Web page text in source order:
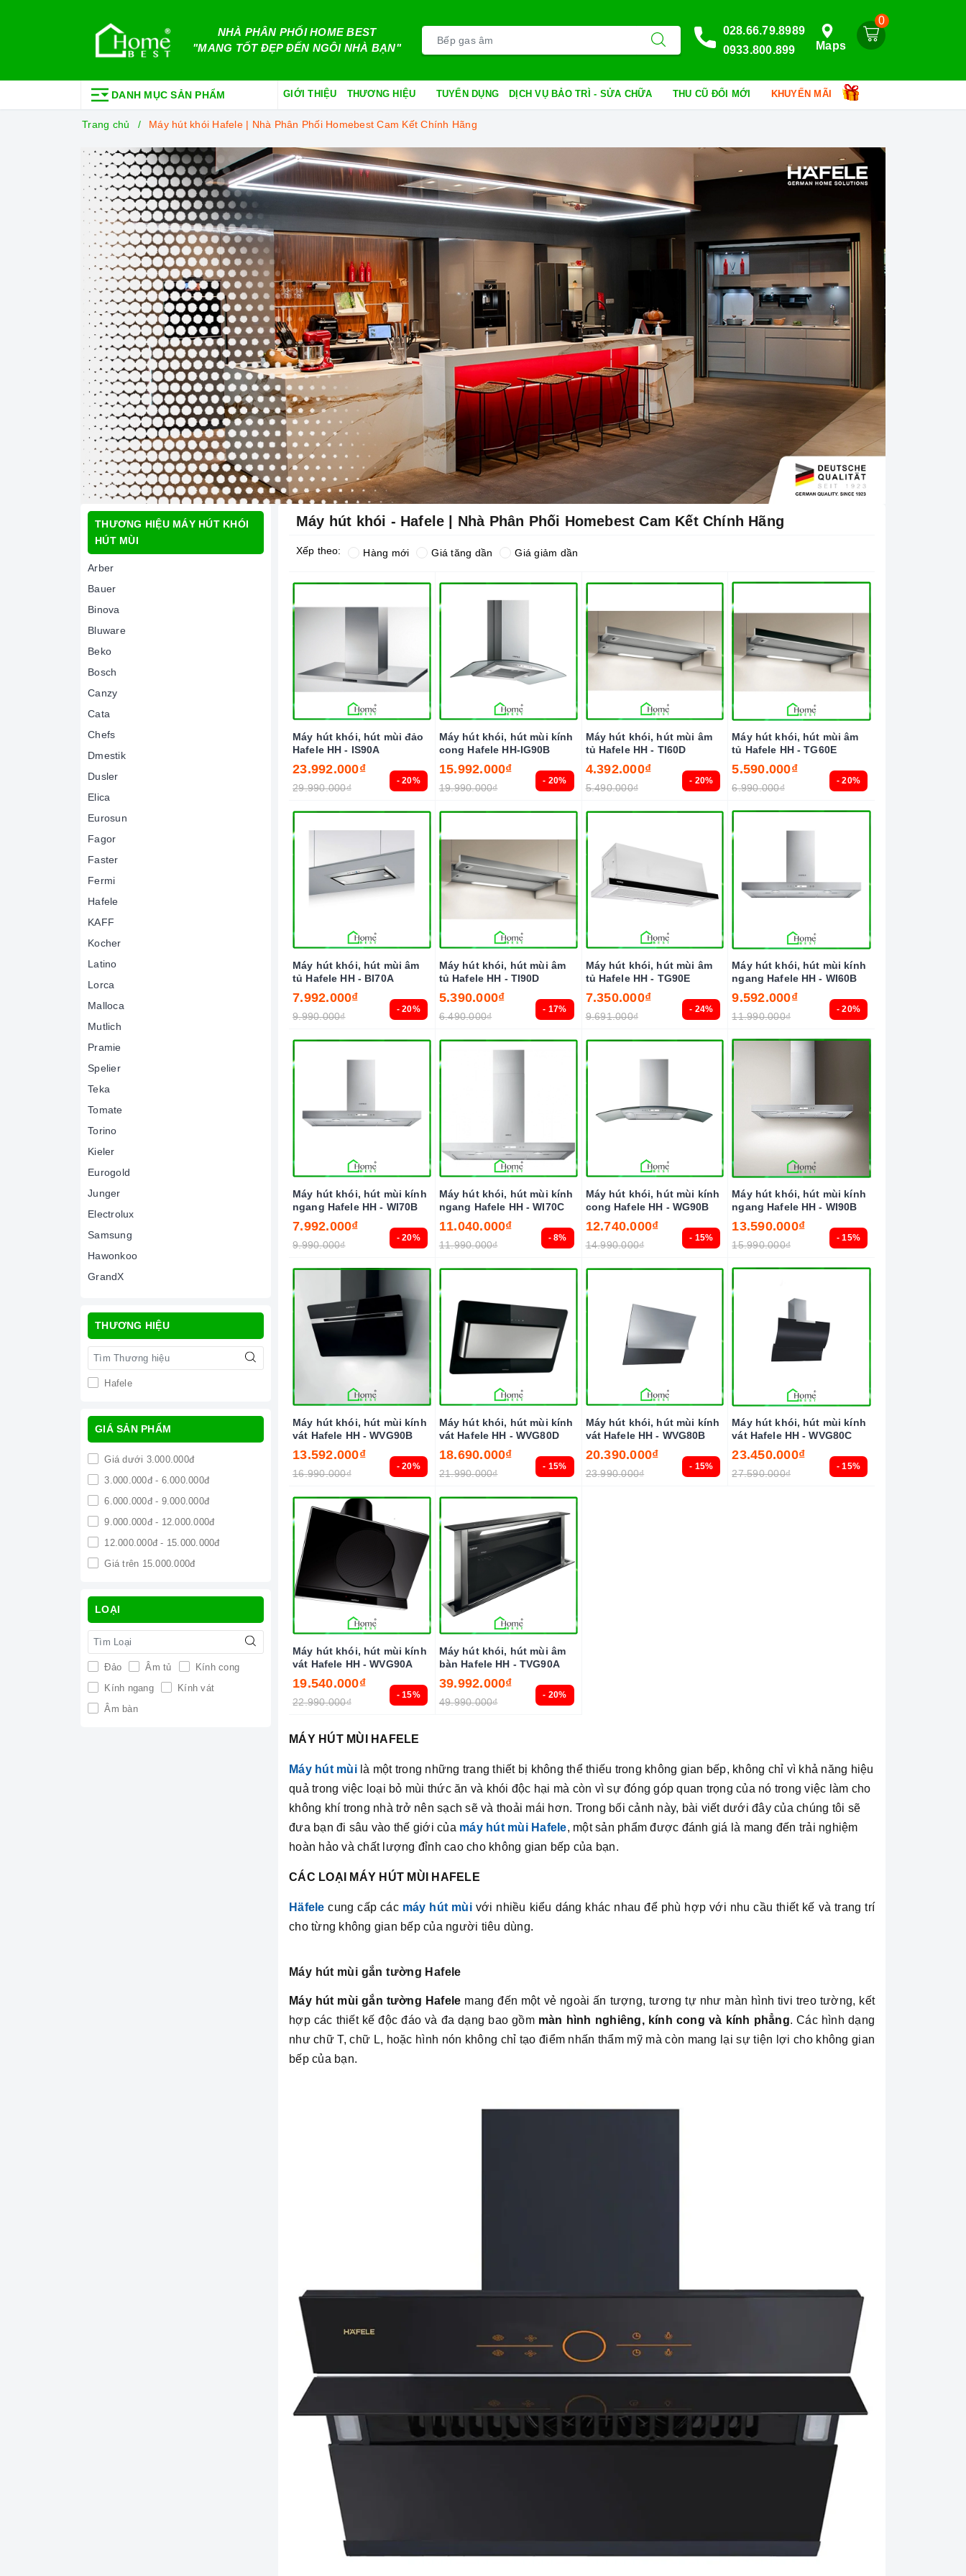
NHÀ PHÂN PHỐI HOME BEST
"MANG TỐT ĐẸP ĐẾN NGÔI NHÀ BẠN"
0
Maps
028.66.79.8989
0933.800.899
DANH MỤC SẢN PHẨM GIỚI THIỆU THƯƠNG HIỆU TUYỂN DỤNG DỊCH VỤ BẢO TRÌ - SỬA CHỮA THU CŨ ĐỔI MỚI KHUYẾN MÃI
Trang chủ Máy hút khói Hafele | Nhà Phân Phối Homebest Cam Kết Chính Hãng
THƯƠNG HIỆU MÁY HÚT KHÓI
HÚT MÙI
Arber
Bauer
Binova
Bluware
Beko
Bosch
Canzy
Cata
Chefs
Dmestik
Dusler
Elica
Eurosun
Fagor
Faster
Fermi
Hafele
KAFF
Kocher
Latino
Lorca
Malloca
Mutlich
Pramie
Spelier
Teka
Tomate
Torino
Kieler
Eurogold
Junger
Electrolux
Samsung
Hawonkoo
GrandX
THƯƠNG HIỆU
Hafele
GIÁ SẢN PHẨM
Giá dưới 3.000.000đ
3.000.000đ - 6.000.000đ
6.000.000đ - 9.000.000đ
9.000.000đ - 12.000.000đ
12.000.000đ - 15.000.000đ
Giá trên 15.000.000đ
LOẠI
Đảo Âm tủ
Kính cong
Kính ngang
Kính vát
Âm bàn
Máy hút khói - Hafele | Nhà Phân Phối Homebest Cam Kết Chính Hãng
Xếp theo: Hàng mới Giá tăng dần Giá giảm dần
- 20%
Máy hút khói, hút mùi đảo
Hafele HH - IS90A
23.992.000₫
29.990.000₫
- 20%
Máy hút khói, hút mùi kính
cong Hafele HH-IG90B
15.992.000₫
19.990.000₫
- 20%
Máy hút khói, hút mùi âm
tủ Hafele HH - TI60D
4.392.000₫
5.490.000₫
- 20%
Máy hút khói, hút mùi âm
tủ Hafele HH - TG60E
5.590.000₫
6.990.000₫
- 20%
Máy hút khói, hút mùi âm
tủ Hafele HH - BI70A
7.992.000₫
9.990.000₫
- 17%
Máy hút khói, hút mùi âm
tủ Hafele HH - TI90D
5.390.000₫
6.490.000₫
- 24%
Máy hút khói, hút mùi âm
tủ Hafele HH - TG90E
7.350.000₫
9.691.000₫
- 20%
Máy hút khói, hút mùi kính
ngang Hafele HH - WI60B
9.592.000₫
11.990.000₫
- 20%
Máy hút khói, hút mùi kính
ngang Hafele HH - WI70B
7.992.000₫
9.990.000₫
- 8%
Máy hút khói, hút mùi kính
ngang Hafele HH - WI70C
11.040.000₫
11.990.000₫
- 15%
Máy hút khói, hút mùi kính
cong Hafele HH - WG90B
12.740.000₫
14.990.000₫
- 15%
Máy hút khói, hút mùi kính
ngang Hafele HH - WI90B
13.590.000₫
15.990.000₫
- 20%
Máy hút khói, hút mùi kính
vát Hafele HH - WVG90B
13.592.000₫
16.990.000₫
- 15%
Máy hút khói, hút mùi kính
vát Hafele HH - WVG80D
18.690.000₫
21.990.000₫
- 15%
Máy hút khói, hút mùi kính
vát Hafele HH - WVG80B
20.390.000₫
23.990.000₫
- 15%
Máy hút khói, hút mùi kính
vát Hafele HH - WVG80C
23.450.000₫
27.590.000₫
- 15%
Máy hút khói, hút mùi kính
vát Hafele HH - WVG90A
19.540.000₫
22.990.000₫
- 20%
Máy hút khói, hút mùi âm
bàn Hafele HH - TVG90A
39.992.000₫
49.990.000₫
MÁY HÚT MÙI HAFELE
Máy hút mùilà một trong những trang thiết bị không thể thiếu trong không gian bếp, không chỉ vì khả năng hiệu
quả trong việc loại bỏ mùi thức ăn và khói độc hại mà còn vì sự đóng góp quan trọng của nó trong việc làm cho
không khí trong nhà trở nên sạch sẽ và thoải mái hơn. Trong bối cảnh này, bài viết dưới đây của chúng tôi sẽ
đưa bạn đi sâu vào thế giới của máy hút mùi Hafele, một sản phẩm được đánh giá là mang đến trải nghiệm
hoàn hảo và chất lượng đỉnh cao cho không gian bếp của bạn.
CÁC LOẠI MÁY HÚT MÙI HAFELE
Häfele cung cấp các máy hút mùivới nhiều kiểu dáng khác nhau để phù hợp với nhu cầu thiết kế và trang trí
cho từng không gian bếp của người tiêu dùng.
Máy hút mùi gắn tường Hafele
Máy hút mùi gắn tường Hafele mang đến một vẻ ngoài ấn tượng, tương tự như màn hình tivi treo tường, kết
hợp các thiết kế độc đáo và đa dạng bao gồm màn hình nghiêng, kính cong và kính phẳng. Các hình dạng
như chữ T, chữ L, hoặc hình nón không chỉ tạo điểm nhấn thẩm mỹ mà còn mang lại sự tiện lợi cho không gian
bếp của bạn.